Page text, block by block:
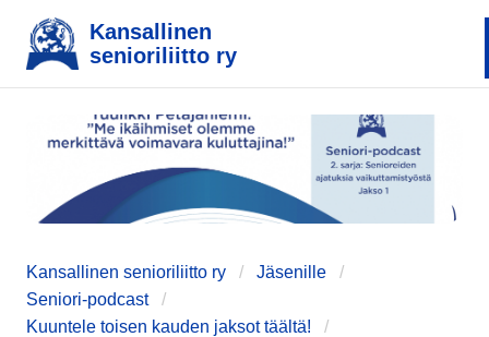
Kansallinen
senioriliitto ry
Kansallinen senioriliitto ry
Jäsenille
Seniori-podcast
Kuuntele toisen kauden jaksot täältä!